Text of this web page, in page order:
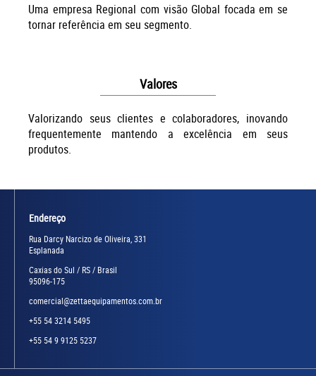
Uma empresa Regional com visão Global focada em se
tornar referência em seu segmento.
Valores
Valorizando seus clientes e colaboradores, inovando
frequentemente mantendo a excelência em seus
produtos.
Endereço
Rua Darcy Narcizo de Oliveira, 331
Esplanada
Caxias do Sul / RS / Brasil
95096-175
comercial@zettaequipamentos.com.br
+55 54 3214 5495
+55 54 9 9125 5237